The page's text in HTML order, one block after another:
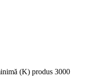
(K) produs 3000